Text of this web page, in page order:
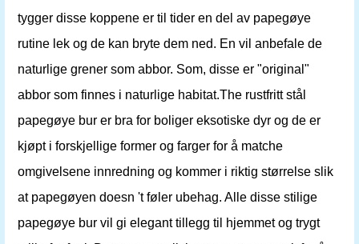
tygger disse koppene er til tider en del av papegøye
rutine lek og de kan bryte dem ned. En vil anbefale de
naturlige grener som abbor. Som, disse er "original"
abbor som finnes i naturlige habitat.The rustfritt stål
papegøye bur er bra for boliger eksotiske dyr og de er
kjøpt i forskjellige former og farger for å matche
omgivelsene innredning og kommer i riktig størrelse slik
at papegøyen doesn 't føler ubehag. Alle disse stilige
papegøye bur vil gi elegant tillegg til hjemmet og trygt